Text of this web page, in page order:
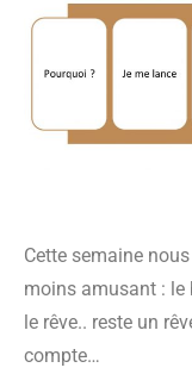
Cette semaine
moins amusant : le
le rêve.. reste un
compte…